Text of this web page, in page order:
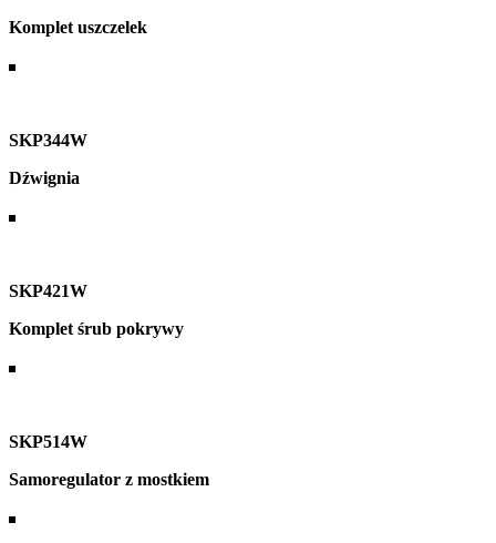
Komplet uszczelek
SKP344W
Dźwignia
SKP421W
Komplet śrub pokrywy
SKP514W
Samoregulator z mostkiem